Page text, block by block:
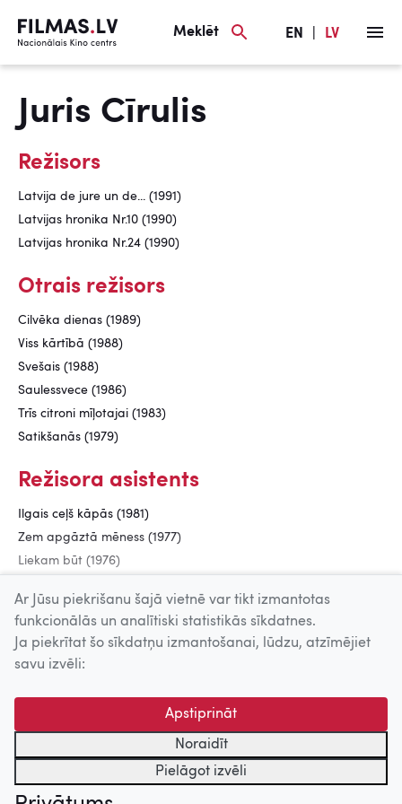
Meklēt EN LV
Juris Cīrulis
Režisors
Latvija de jure un de... (1991)
Latvijas hronika Nr.10 (1990)
Latvijas hronika Nr.24 (1990)
Otrais režisors
Cilvēka dienas (1989)
Viss kārtībā (1988)
Svešais (1988)
Saulessvece (1986)
Trīs citroni mīļotajai (1983)
Satikšanās (1979)
Režisora asistents
Ilgais ceļš kāpās (1981)
Zem apgāztā mēness (1977)
Liekam būt (1976)
Uz augšu
© 2026 Nacionālais Kino centrs, Kultūras informācijas sistēmu
centrs. Sadarbības partneris: Latvijas Valsts
kinofotofonodokumentu arhīvs.
Ar Jūsu piekrišanu šajā vietnē var tikt izmantotas
funkcionālās un analītiski statistikās sīkdatnes.
Ja piekrītat šo sīkdatņu izmantošanai, lūdzu, atzīmējiet
savu izvēli:
Apstiprināt
Noraidīt
Pielāgot izvēli